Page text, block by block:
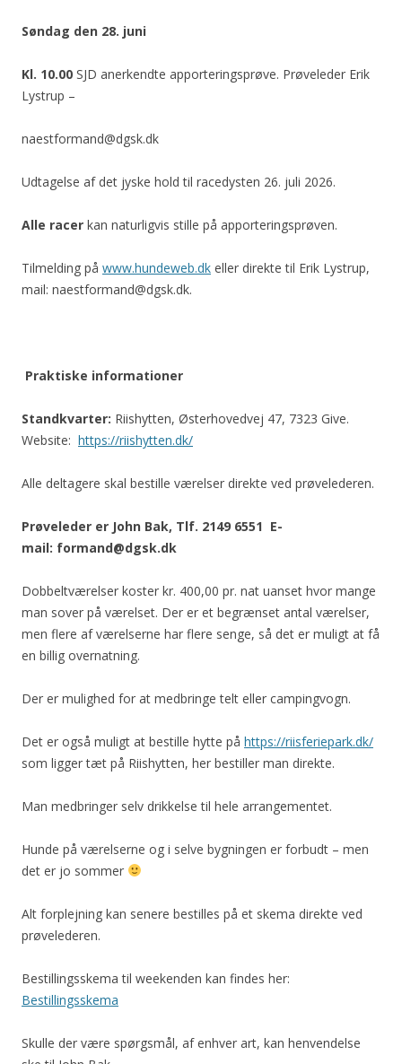
Søndag den 28. juni
Kl. 10.00 SJD anerkendte apporteringsprøve. Prøveleder Erik
Lystrup –
naestformand@dgsk.dk
Udtagelse af det jyske hold til racedysten 26. juli 2026.
Alle racer kan naturligvis stille på apporteringsprøven.
Tilmelding på www.hundeweb.dk eller direkte til Erik Lystrup,
mail: naestformand@dgsk.dk.
Praktiske informationer
Standkvarter: Riishytten, Østerhovedvej 47, 7323 Give.
Website: https://riishytten.dk/
Alle deltagere skal bestille værelser direkte ved prøvelederen.
Prøveleder er John Bak, Tlf. 2149 6551 E-
mail: formand@dgsk.dk
Dobbeltværelser koster kr. 400,00 pr. nat uanset hvor mange
man sover på værelset. Der er et begrænset antal værelser,
men flere af værelserne har flere senge, så det er muligt at få
en billig overnatning.
Der er mulighed for at medbringe telt eller campingvogn.
Det er også muligt at bestille hytte på https://riisferiepark.dk/
som ligger tæt på Riishytten, her bestiller man direkte.
Man medbringer selv drikkelse til hele arrangementet.
Hunde på værelserne og i selve bygningen er forbudt – men
det er jo sommer
Alt forplejning kan senere bestilles på et skema direkte ved
prøvelederen.
Bestillingsskema til weekenden kan findes her:
Bestillingsskema
Skulle der være spørgsmål, af enhver art, kan henvendelse